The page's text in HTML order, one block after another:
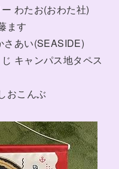
わたお(おわた社)
ます
さあい(SEASIDE)
キャンパス地タペス
おこんぶ